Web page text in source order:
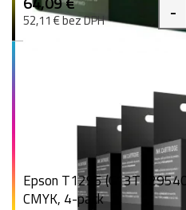
52,11 € bez DPH -
Epson T1295
CMYK, 4-pack